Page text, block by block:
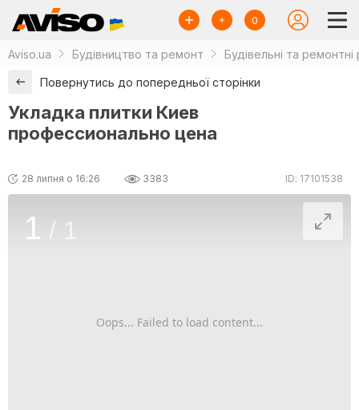
0
Aviso.ua Будівництво та ремонт Будівельні та
Повернутись до попередньої сторінки
Укладка плитки Киев
профессионально цена
28 липня о 16:26 3383 ID: 17101538
Oops... Failed to load content...
1 / 1